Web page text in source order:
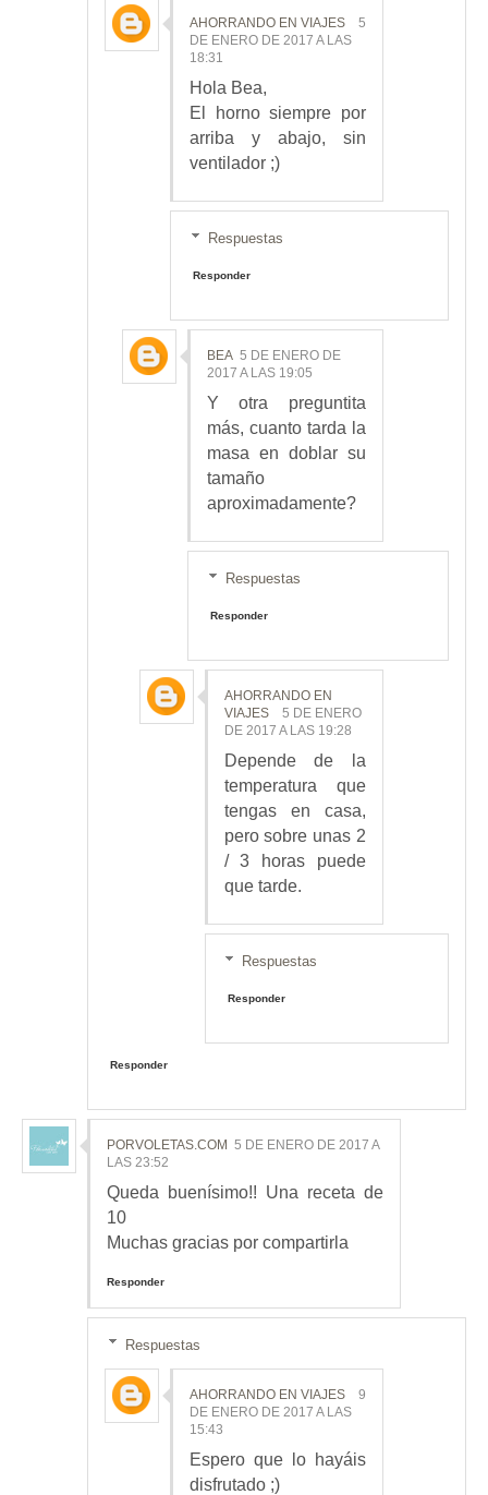
AHORRANDO EN VIAJES
5
DE ENERO DE 2017 A LAS
18:31
Hola Bea,
El horno siempre por
arriba y abajo, sin
ventilador ;)
Respuestas
Responder
BEA 5 DE ENERO DE
2017 A LAS 19:05
Y otra preguntita
más, cuanto tarda la
masa en doblar su
tamaño
aproximadamente?
Respuestas
Responder
AHORRANDO EN
VIAJES
5 DE ENERO
DE 2017 A LAS 19:28
Depende de la
temperatura que
tengas en casa,
pero sobre unas 2
/ 3 horas puede
que tarde.
Respuestas
Responder
Responder
PORVOLETAS.COM 5 DE ENERO DE 2017 A
LAS 23:52
Queda buenísimo!! Una receta de
10
Muchas gracias por compartirla
Responder
Respuestas
AHORRANDO EN VIAJES
9
DE ENERO DE 2017 A LAS
15:43
Espero que lo hayáis
disfrutado ;)